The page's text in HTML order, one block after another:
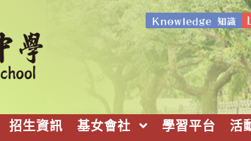
招生資訊 基女會社 學習平台 活